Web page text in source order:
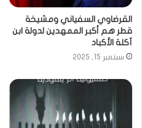
القرضاوي السفياني ومشيخة
قطر هم أكبر الممهدين لدولة ابن
آكلة الأكباد
سبتمبر 15, 2025